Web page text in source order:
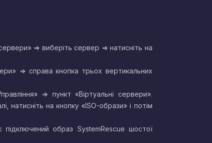
=> виберіть сервер => натисніть на
=> справа кнопка трьох вертикальних
=> пункт «Віртуальні сервери».
натисніть на кнопку «ISO-образи» і потім
образ SystemRescue шостої